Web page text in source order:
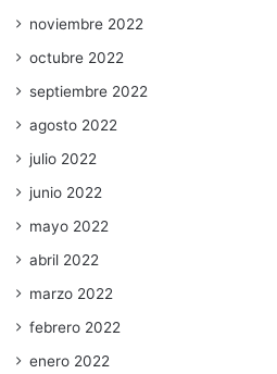
noviembre 2022
octubre 2022
septiembre 2022
agosto 2022
julio 2022
junio 2022
mayo 2022
abril 2022
marzo 2022
febrero 2022
enero 2022